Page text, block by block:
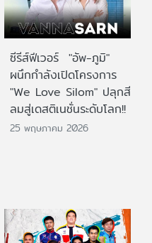
ซีรีส์ฟีเวอร์ "อัพ-ภูมิ"
ผนึกกำลังเปิดโครงการ
"We Love Silom" ปลุกสี
ลมสู่เดสติเนชั่นระดับโลก!!
25 พฤษภาคม 2026